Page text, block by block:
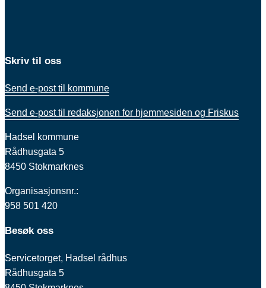
Skriv til oss
Send e-post til kommune
Send e-post til redaksjonen for hjemmesiden og Friskus
Hadsel kommune
Rådhusgata 5
8450 Stokmarknes
Organisasjonsnr.:
958 501 420
Besøk oss
Servicetorget, Hadsel rådhus
Rådhusgata 5